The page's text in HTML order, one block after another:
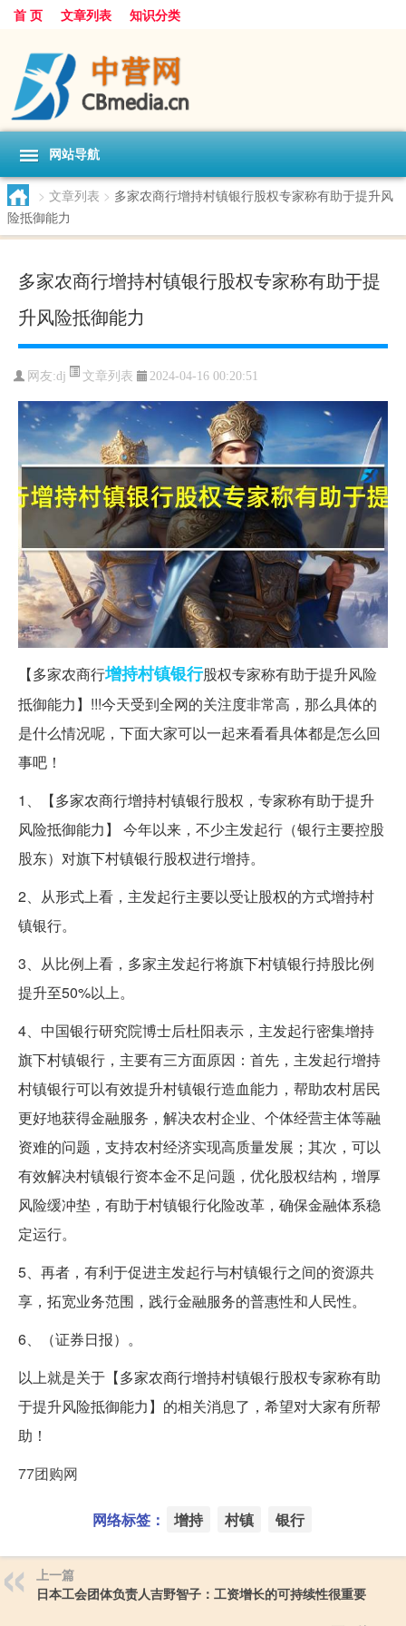
首 页 文章列表 知识分类
网站导航
> 文章列表 > 多家农商行增持村镇银行股权专家称有助于提升风
险抵御能力
多家农商行增持村镇银行股权专家称有助于提
升风险抵御能力
网友:dj 文章列表 2024-04-16 00:20:51
【多家农商行增持村镇银行股权专家称有助于提升风险
抵御能力】!!!今天受到全网的关注度非常高，那么具体的
是什么情况呢，下面大家可以一起来看看具体都是怎么回
事吧！
1、【多家农商行增持村镇银行股权，专家称有助于提升
风险抵御能力】 今年以来，不少主发起行（银行主要控股
股东）对旗下村镇银行股权进行增持。
2、从形式上看，主发起行主要以受让股权的方式增持村
镇银行。
3、从比例上看，多家主发起行将旗下村镇银行持股比例
提升至50%以上。
4、中国银行研究院博士后杜阳表示，主发起行密集增持
旗下村镇银行，主要有三方面原因：首先，主发起行增持
村镇银行可以有效提升村镇银行造血能力，帮助农村居民
更好地获得金融服务，解决农村企业、个体经营主体等融
资难的问题，支持农村经济实现高质量发展；其次，可以
有效解决村镇银行资本金不足问题，优化股权结构，增厚
风险缓冲垫，有助于村镇银行化险改革，确保金融体系稳
定运行。
5、再者，有利于促进主发起行与村镇银行之间的资源共
享，拓宽业务范围，践行金融服务的普惠性和人民性。
6、（证券日报）。
以上就是关于【多家农商行增持村镇银行股权专家称有助
于提升风险抵御能力】的相关消息了，希望对大家有所帮
助！
77团购网
网络标签： 增持 村镇 银行
上一篇
日本工会团体负责人吉野智子：工资增长的可持续性很重要